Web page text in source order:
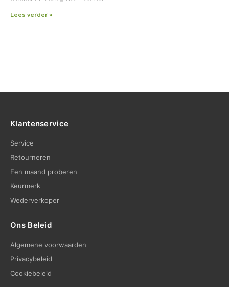
Lees verder »
Klantenservice
Service
Retourneren
Een maand proberen
Keurmerk
Wederverkoper
Ons Beleid
Algemene voorwaarden
Privacybeleid
Cookiebeleid